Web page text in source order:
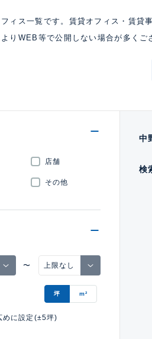
ィス一覧です。賃貸オフィス・賃貸
りWEB等で公開しない場合が多く
中
検
店舗
その他
〜
坪 m²
めに設定(±5坪)